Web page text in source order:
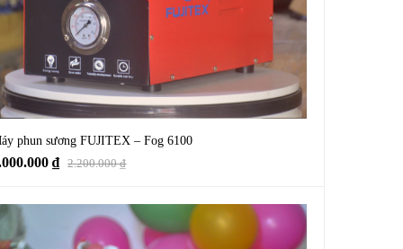
phun sương FUJITEX – Fog 6100
2.200.000₫
₫.
₫